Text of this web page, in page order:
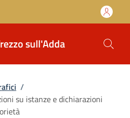
sull'Adda
/
su istanze e dichiarazioni